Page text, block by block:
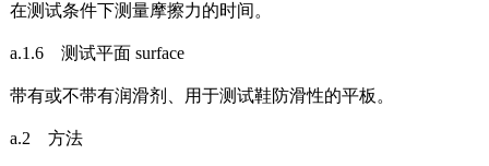
在测试条件下测量摩擦力的时间。
a.1.6 测试平面 surface
带有或不带有润滑剂、用于测试鞋防滑性的平板。
a.2 方法